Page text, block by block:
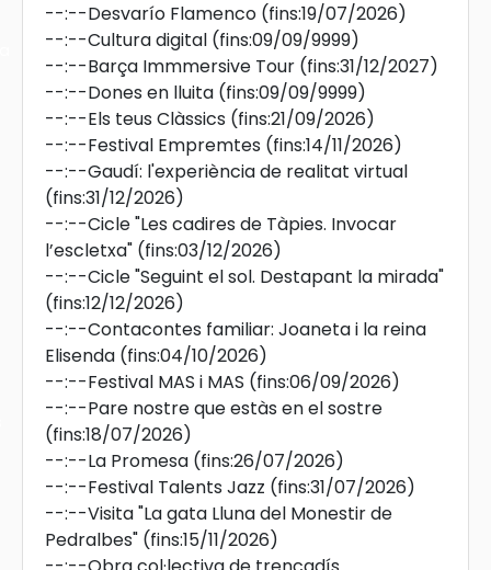
--:--Desvarío Flamenco (fins:19/07/2026)
--:--Cultura digital (fins:09/09/9999)
--:--Barça Immmersive Tour (fins:31/12/2027)
--:--Dones en lluita (fins:09/09/9999)
--:--Els teus Clàssics (fins:21/09/2026)
--:--Festival Empremtes (fins:14/11/2026)
--:--Gaudí: l'experiència de realitat virtual
(fins:31/12/2026)
--:--Cicle "Les cadires de Tàpies. Invocar
l’escletxa" (fins:03/12/2026)
--:--Cicle "Seguint el sol. Destapant la mirada"
(fins:12/12/2026)
--:--Contacontes familiar: Joaneta i la reina
Elisenda (fins:04/10/2026)
--:--Festival MAS i MAS (fins:06/09/2026)
--:--Pare nostre que estàs en el sostre
(fins:18/07/2026)
--:--La Promesa (fins:26/07/2026)
--:--Festival Talents Jazz (fins:31/07/2026)
--:--Visita "La gata Lluna del Monestir de
Pedralbes" (fins:15/11/2026)